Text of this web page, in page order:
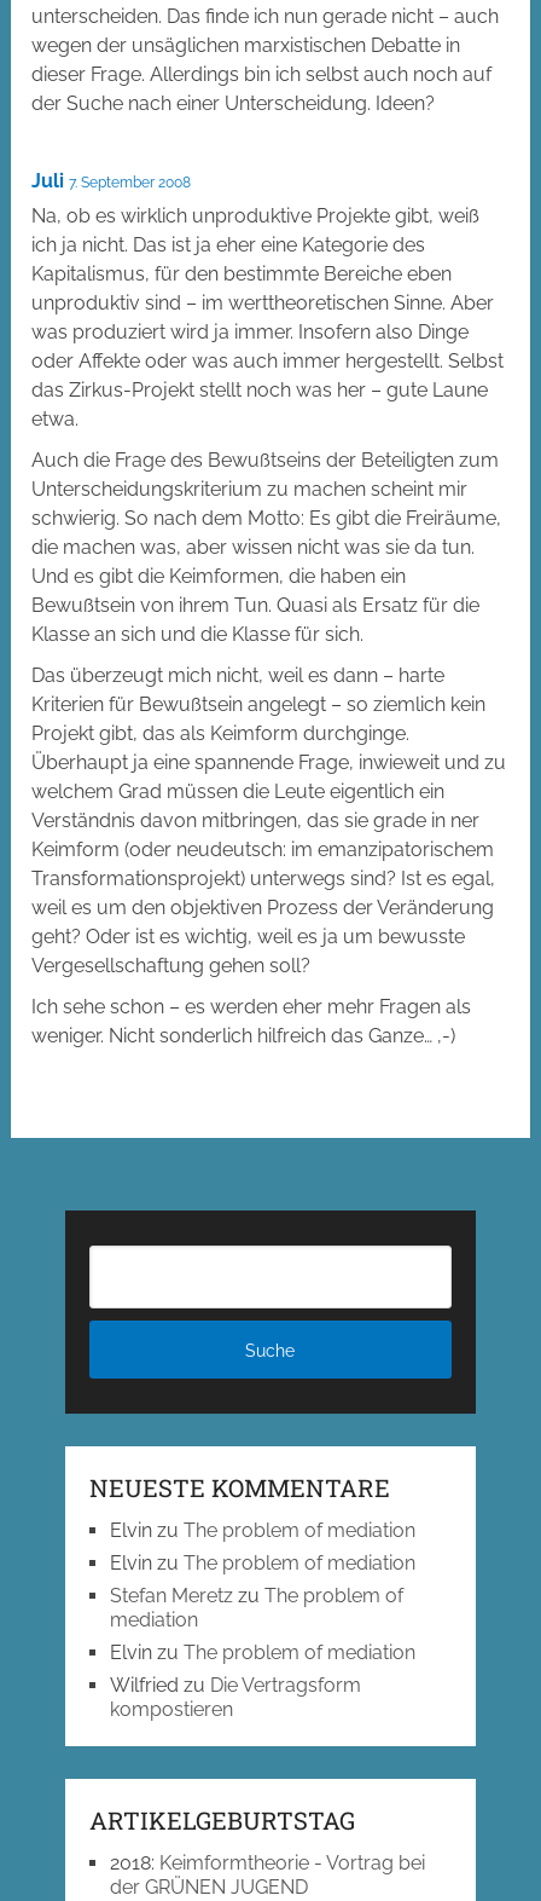
unterscheiden. Das finde ich nun gerade nicht – auch
wegen der unsäglichen marxistischen Debatte in
dieser Frage. Allerdings bin ich selbst auch noch auf
der Suche nach einer Unterscheidung. Ideen?
Juli 7. September 2008
Na, ob es wirklich unproduktive Projekte gibt, weiß
ich ja nicht. Das ist ja eher eine Kategorie des
Kapitalismus, für den bestimmte Bereiche eben
unproduktiv sind – im werttheoretischen Sinne. Aber
was produziert wird ja immer. Insofern also Dinge
oder Affekte oder was auch immer hergestellt. Selbst
das Zirkus-Projekt stellt noch was her – gute Laune
etwa.
Auch die Frage des Bewußtseins der Beteiligten zum
Unterscheidungskriterium zu machen scheint mir
schwierig. So nach dem Motto: Es gibt die Freiräume,
die machen was, aber wissen nicht was sie da tun.
Und es gibt die Keimformen, die haben ein
Bewußtsein von ihrem Tun. Quasi als Ersatz für die
Klasse an sich und die Klasse für sich.
Das überzeugt mich nicht, weil es dann – harte
Kriterien für Bewußtsein angelegt – so ziemlich kein
Projekt gibt, das als Keimform durchginge.
Überhaupt ja eine spannende Frage, inwieweit und zu
welchem Grad müssen die Leute eigentlich ein
Verständnis davon mitbringen, das sie grade in ner
Keimform (oder neudeutsch: im emanzipatorischem
Transformationsprojekt) unterwegs sind? Ist es egal,
weil es um den objektiven Prozess der Veränderung
geht? Oder ist es wichtig, weil es ja um bewusste
Vergesellschaftung gehen soll?
Ich sehe schon – es werden eher mehr Fragen als
weniger. Nicht sonderlich hilfreich das Ganze… ,-)
NEUESTE KOMMENTARE
Elvinzu The problem of mediation
Elvinzu The problem of mediation
Stefan Meretzzu The problem of
mediation
Elvinzu The problem of mediation
Wilfried zu Die Vertragsform
kompostieren
ARTIKELGEBURTSTAG
2018: Keimformtheorie - Vortrag bei
der GRÜNEN JUGEND